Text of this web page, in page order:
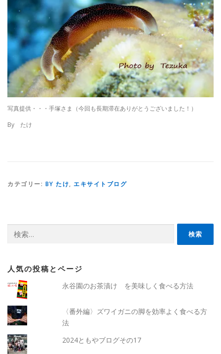
写真提供・・・手塚さま（今回も長期滞在ありがとうございました！）
By たけ
カテゴリー: BY たけ, エキサイトブログ
索:
人気の投稿とページ
永谷園のお茶漬け を美味しく食べる方法
〈番外編〉ズワイガニの脚を効率よく食べる方
法
2024ともやブログその17